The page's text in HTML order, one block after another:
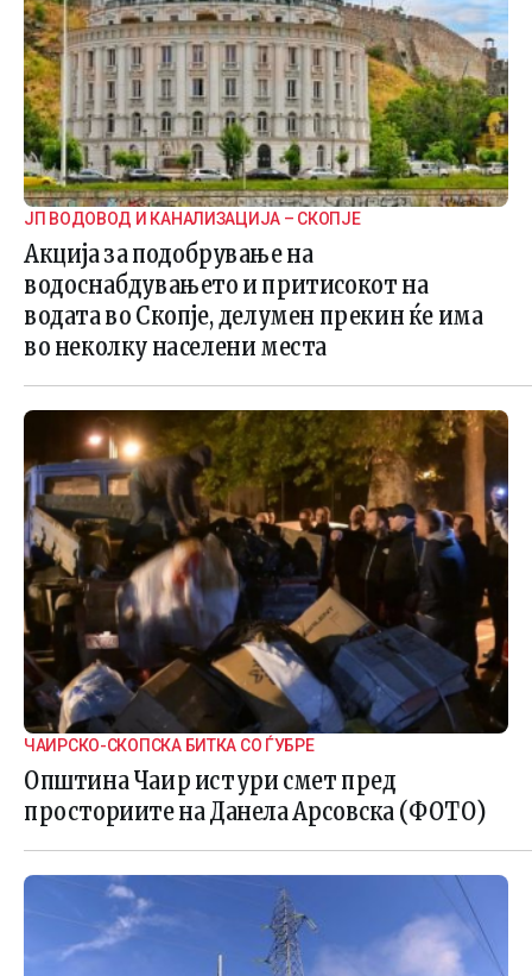
ЈП ВОДОВОД И КАНАЛИЗАЦИЈА – СКОПЈЕ
Акција за подобрување на
водоснабдувањето и притисокот на
водата во Скопје, делумен прекин ќе има
во неколку населени места
ЧАИРСКО-СКОПСКА БИТКА СО ЃУБРЕ
Општина Чаир истури смет пред
просториите на Данела Арсовска (ФОТО)